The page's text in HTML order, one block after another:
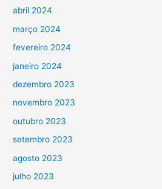
abril 2024
março 2024
fevereiro 2024
janeiro 2024
dezembro 2023
novembro 2023
outubro 2023
setembro 2023
agosto 2023
julho 2023